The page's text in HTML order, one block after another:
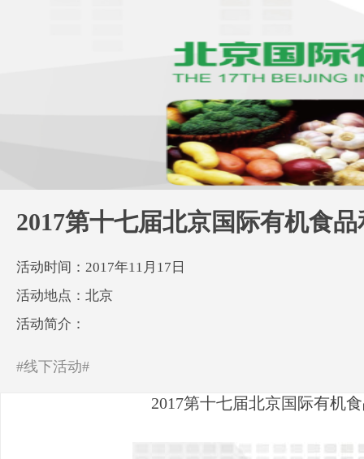
2017第十七届北京国际有机食
活动时间：2017年11月17日
活动地点：北京
活动简介：
#线下活动#
2017第十七届北京国际有机